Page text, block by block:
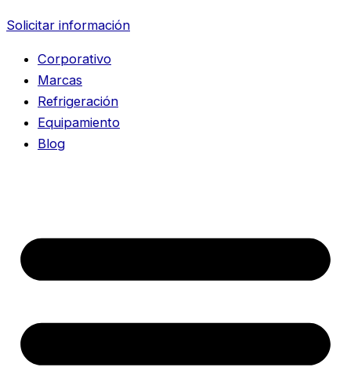
Solicitar información
Corporativo
Marcas
Refrigeración
Equipamiento
Blog